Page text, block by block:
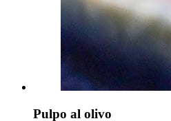
Pulpo al olivo